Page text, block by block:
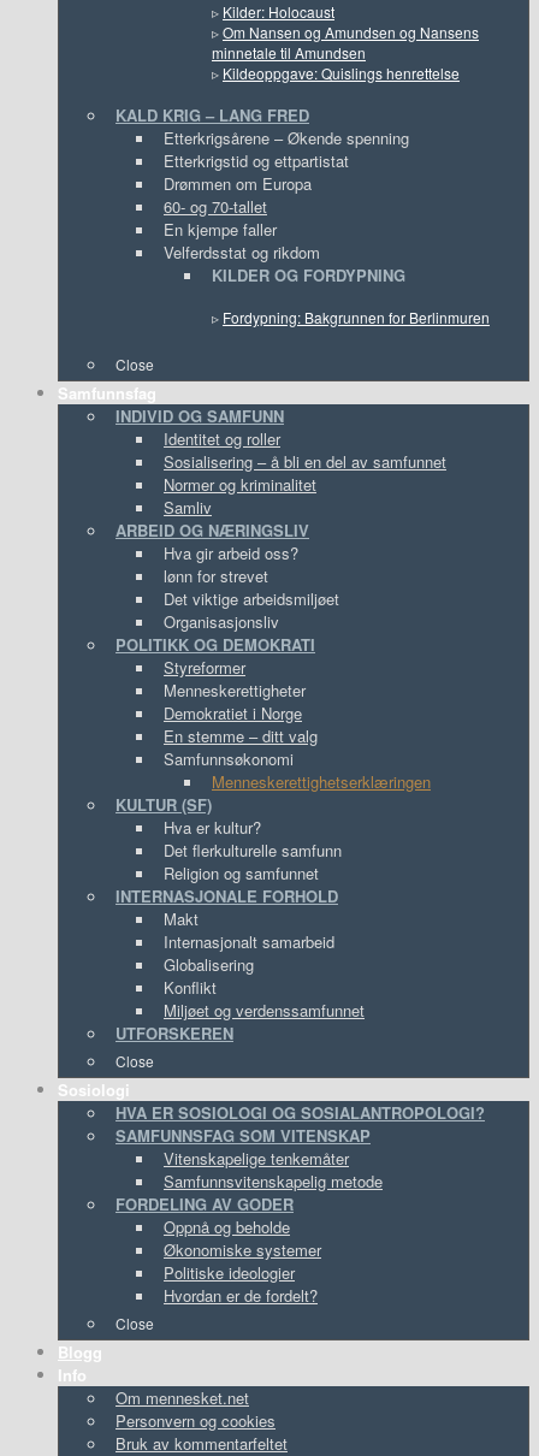
▹ Kilder: Holocaust
▹Om Nansen og Amundsen og Nansens
minnetale til Amundsen
▹ Kildeoppgave: Quislings henrettelse
KALD KRIG – LANG FRED
Etterkrigsårene – Økende spenning
Etterkrigstid og ettpartistat
Drømmen om Europa
60- og 70-tallet
En kjempe faller
Velferdsstat og rikdom
KILDER OG FORDYPNING
▹ Fordypning: Bakgrunnen for Berlinmuren
Close
Samfunnsfag
INDIVID OG SAMFUNN
Identitet og roller
Sosialisering – å bli en del av samfunnet
Normer og kriminalitet
Samliv
ARBEID OG NÆRINGSLIV
Hva gir arbeid oss?
lønn for strevet
Det viktige arbeidsmiljøet
Organisasjonsliv
POLITIKK OG DEMOKRATI
Styreformer
Menneskerettigheter
Demokratiet i Norge
En stemme – ditt valg
Samfunnsøkonomi
Menneskerettighetserklæringen
KULTUR (SF)
Hva er kultur?
Det flerkulturelle samfunn
Religion og samfunnet
INTERNASJONALE FORHOLD
Makt
Internasjonalt samarbeid
Globalisering
Konflikt
Miljøet og verdenssamfunnet
UTFORSKEREN
Close
Sosiologi
HVA ER SOSIOLOGI OG SOSIALANTROPOLOGI?
SAMFUNNSFAG SOM VITENSKAP
Vitenskapelige tenkemåter
Samfunnsvitenskapelig metode
FORDELING AV GODER
Oppnå og beholde
Økonomiske systemer
Politiske ideologier
Hvordan er de fordelt?
Close
Blogg
Info
Om mennesket.net
Personvern og cookies
Bruk av kommentarfeltet